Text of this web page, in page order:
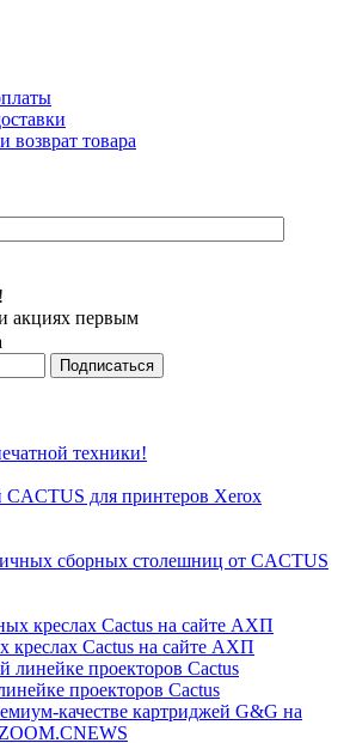
возврат товара
акциях первым
техники!
для принтеров Xerox
сборных столешниц от CACTUS
креслах Cactus на сайте АХП
проекторов Cactus